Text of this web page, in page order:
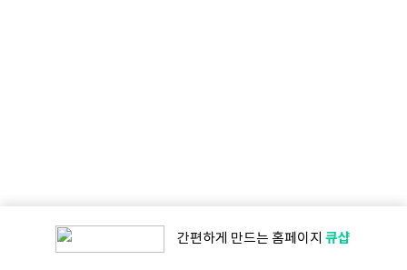
간편하게 만드는 홈페이지 큐샵